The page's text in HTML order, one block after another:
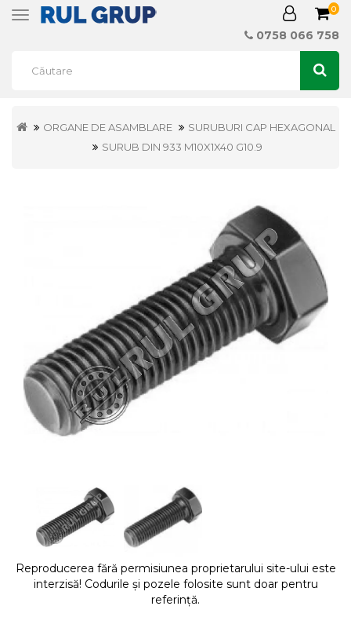
Toggle
0
0758 066 758
ORGANE DE ASAMBLARE
SURUBURI CAP HEXAGONAL
SURUB DIN 933 M10X1X40 G10.9
Reproducerea fără permisiunea proprietarului site-ului este
interzisă! Codurile și pozele folosite sunt doar pentru
referință.